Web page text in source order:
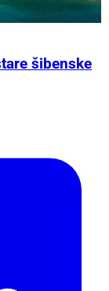
šibenske